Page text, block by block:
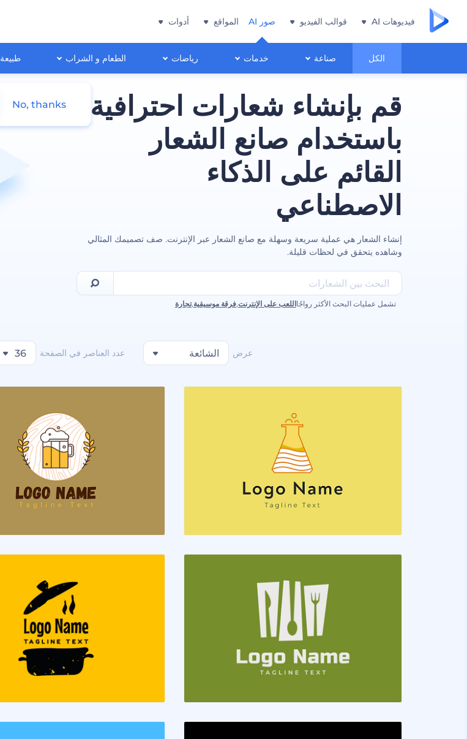
فيديوهات AI قوالب الفيديو صور AI
الكل صناعة خدمات رياضات الطعام و الشراب طبيعة
المواقع أدوات
قم بإنشاء شعارات احترافية
باستخدام صانع الشعار
القائم على الذكاء
الاصطناعي
إنشاء الشعار هي عملية سريعة وسهلة مع صانع الشعار عبر الإنترنت. صف تصميمك المثالي
وشاهده يتحقق في لحظات قليلة.
تشمل عمليات البحث الأكثر رواجًااللعب على الإنترنت,فرقة موسيقية,تجارة
عرض الشائعة عدد العناصر في الصفحة 36
No, thanks